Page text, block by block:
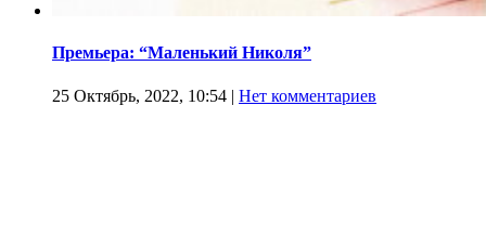
Премьера: “Маленький Николя”
25 Октябрь, 2022, 10:54 | Нет комментариев